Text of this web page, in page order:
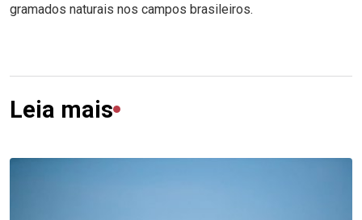
gramados naturais nos campos brasileiros.
Leia mais